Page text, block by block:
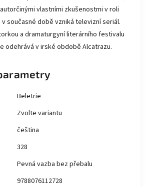
vlastními zkušenostmi v roli
v současné době vzniká televizní seriál.
a dramaturgyní literárního festivalu
odehrává v irské obdobě Alcatrazu.
Beletrie
Zvolte variantu
čeština
328
Pevná vazba bez přebalu
9788076112728